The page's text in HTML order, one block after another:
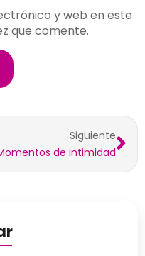
y web en este
que comente.
Siguiente
de intimidad